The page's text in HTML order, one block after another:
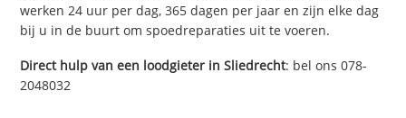
werken 24 uur per dag, 365 dagen per jaar en zijn elke dag
bij u in de buurt om spoedreparaties uit te voeren.
Direct hulp van een loodgieter inSliedrecht: bel ons 078-
2048032